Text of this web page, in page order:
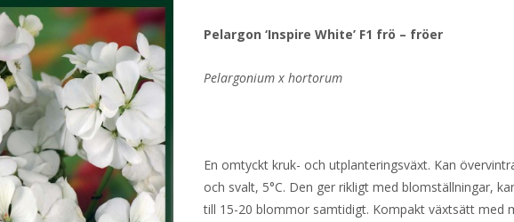
priset
49 kr.
priset
1 kr.
Pelargon ‘Inspire White’ F1 frö – fröer
Pelargonium x hortorum
En omtyckt kruk- och utplanteringsväxt. Kan
och svalt, 5°C. Den ger rikligt med blomställningar,
till 15-20 blommor samtidigt. Kompakt växtsätt med